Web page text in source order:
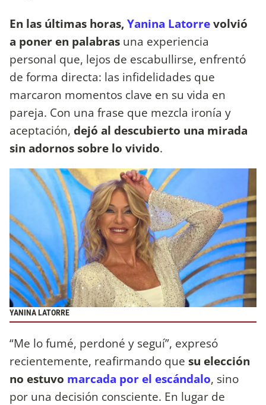
En las últimas horas,Yanina Latorrevolvió
a poner en palabras una experiencia
personal que, lejos de escabullirse, enfrentó
de forma directa: las infidelidades que
marcaron momentos clave en su vida en
pareja. Con una frase que mezcla ironía y
aceptación, dejó al descubierto una mirada
sin adornos sobre lo vivido.
YANINA LATORRE
“Me lo fumé, perdoné y seguí”, expresó
recientemente, reafirmando que su elección
no estuvo marcada por el escándalo, sino
por una decisión consciente. En lugar de